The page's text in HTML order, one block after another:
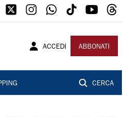
ACCEDI ABBONATI
CERCA